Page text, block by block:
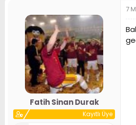
a
n
g
ı
ç
t
a
r
i
h
i
Fatih Sinan Durak
Kayıtlı Üye
7